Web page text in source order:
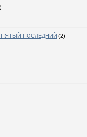
ПЯТЫЙ ПОСЛЕДНИЙ (2)